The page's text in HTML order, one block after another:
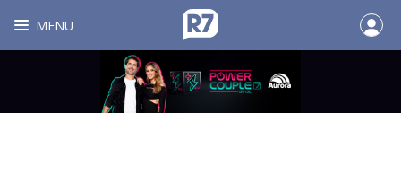
MENU